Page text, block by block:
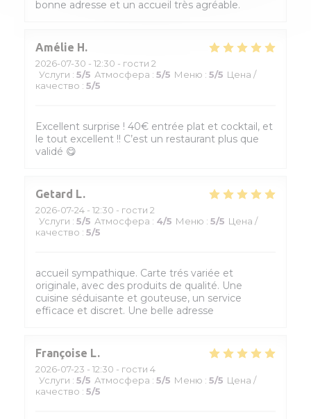
bonne adresse et un accueil très agréable.
Amélie H
2026-07-30 - 12:30 - гости 2
Услуги : 5/5 Атмосфера : 5/5 Меню : 5/5 Цена /
качество : 5/5
Excellent surprise ! 40€ entrée plat et cocktail, et
le tout excellent !! C’est un restaurant plus que
validé 😋
Getard L
2026-07-24 - 12:30 - гости 2
Услуги : 5/5 Атмосфера : 4/5 Меню : 5/5 Цена /
качество : 5/5
accueil sympathique. Carte trés variée et
originale, avec des produits de qualité. Une
cuisine séduisante et gouteuse, un service
efficace et discret. Une belle adresse
Françoise L
2026-07-23 - 12:30 - гости 4
Услуги : 5/5 Атмосфера : 5/5 Меню : 5/5 Цена /
качество : 5/5